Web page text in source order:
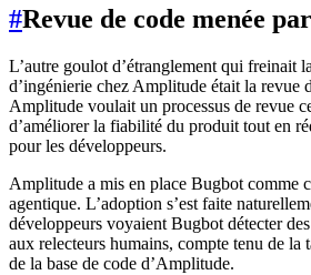
#Revue de code menée
L’autre goulot d’étranglement qui freinait
d’ingénierie chez Amplitude était la revue
Amplitude voulait un processus de revue
d’améliorer la fiabilité du produit tout en
pour les développeurs.
Amplitude a mis en place Bugbot comme
agentique. L’adoption s’est faite
développeurs voyaient Bugbot détecter
aux relecteurs humains, compte tenu de la
de la base de code d’Amplitude.